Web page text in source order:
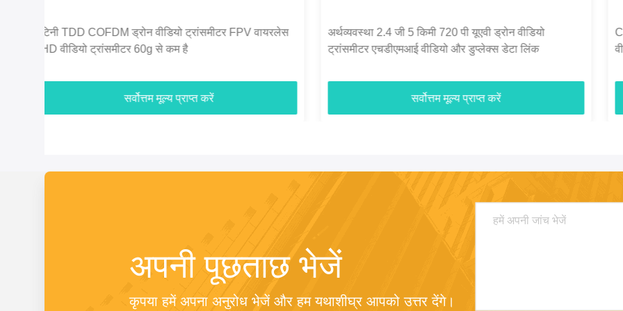
अर्थव्यवस्था 2.4 जी 5 किमी 720 पी यूएवी ड्रोन वीडियो
ट्रांसमीटर एचडीएमआई वीडियो और डुप्लेक्स डेटा लिंक
सर्वोत्तम मूल्य प्राप्त करें
C50HPT 40-70km Mavlink 2.4GHz COFDM यूएवी
वीडियो ट्रांसमीटर अल्ट्रा लंबी दूरी UP/Downlink
सर्वोत्तम मूल्य प्राप्त करें
अपनी पूछताछ भेजें
कृपया हमें अपना अनुरोध भेजें और हम यथाशीघ्र आपको उत्तर देंगे।